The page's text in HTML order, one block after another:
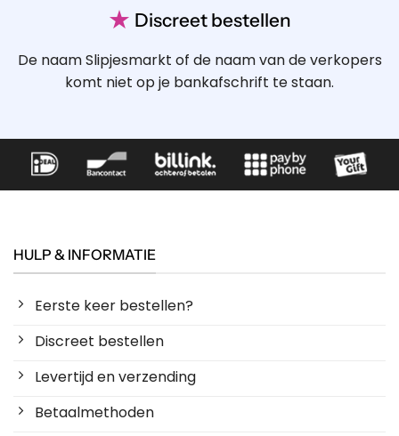
★ Discreet bestellen
De naam Slipjesmarkt of de naam van de verkopers
komt niet op je bankafschrift te staan.
HULP & INFORMATIE
Eerste keer bestellen?
Discreet bestellen
Levertijd en verzending
Betaalmethoden